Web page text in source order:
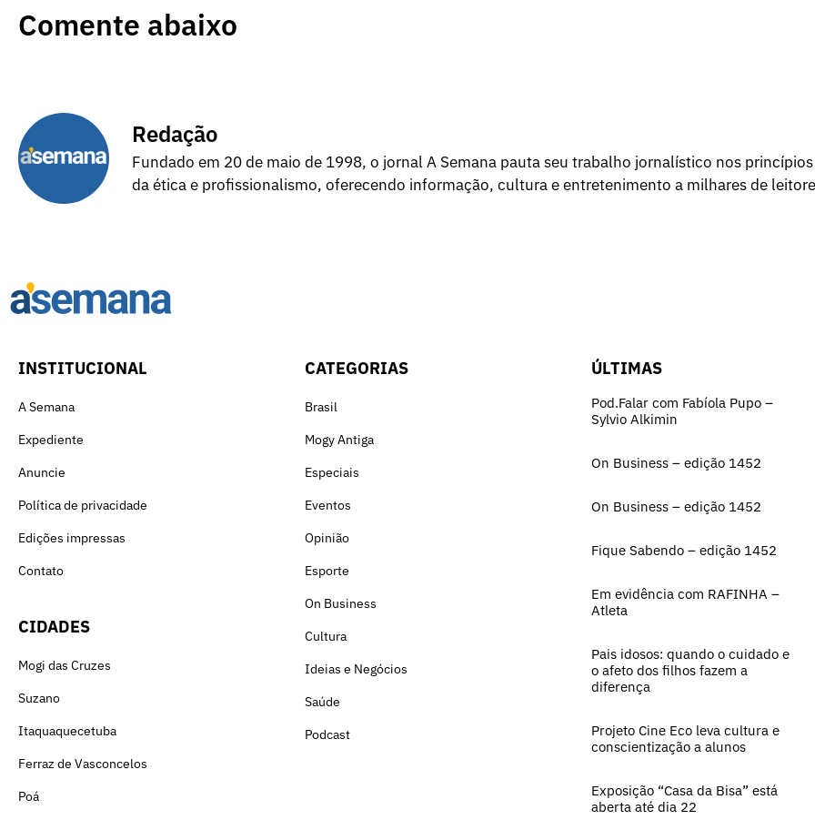
Comente abaixo
Redação
Fundado em 20 de maio de 1998, o jornal A Semana pauta seu trabalho jornalístico nos princípios
da ética e profissionalismo, oferecendo informação, cultura e entretenimento a milhares de
INSTITUCIONAL
A Semana
Expediente
Anuncie
Política de privacidade
Edições impressas
Contato
CIDADES
Mogi das Cruzes
Suzano
Itaquaquecetuba
Ferraz de Vasconcelos
Poá
CATEGORIAS
Brasil
Mogy Antiga
Especiais
Eventos
Opinião
Esporte
On Business
Cultura
Ideias e Negócios
Saúde
Podcast
ÚLTIMAS
Pod.Falar com Fabíola Pupo –
Sylvio Alkimin
On Business – edição 1452
On Business – edição 1452
Fique Sabendo – edição 1452
Em evidência com RAFINHA –
Atleta
Pais idosos: quando o cuidado e
o afeto dos filhos fazem a
diferença
Projeto Cine Eco leva cultura e
conscientização a alunos
Exposição “Casa da Bisa” está
aberta até dia 22